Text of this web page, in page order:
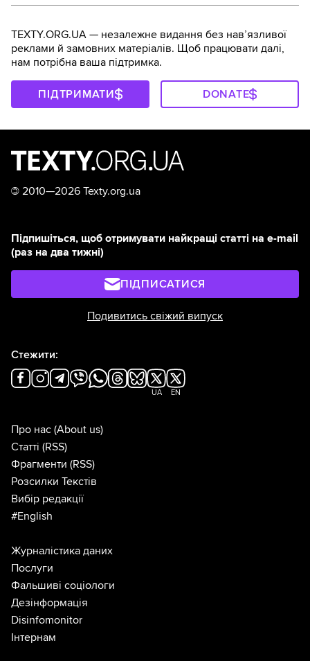
TEXTY.ORG.UA — незалежне видання без навʼязливої
реклами й замовних матеріалів. Щоб працювати далі,
нам потрібна ваша підтримка.
ПІДТРИМАТИ DONATE
© 2010—2026 Texty.org.ua
Підпишіться, щоб отримувати найкращі статті на e-mail
(раз на два тижні)
ПІДПИСАТИСЯ
Подивитись свіжий випуск
Стежити:
UA EN
Про нас (About us)
Статті (RSS)
Фрагменти (RSS)
Розсилки Текстів
Вибір редакції
#English
Журналістика даних
Послуги
Фальшиві соціологи
Дезінформація
Disinfomonitor
Інтернам